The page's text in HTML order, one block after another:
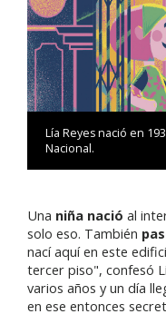
Lía Reyes nació en
Nacional.
Una niña nació al
solo eso. También
nací aquí en este
tercer piso", confesó
varios años y un día
en ese entonces